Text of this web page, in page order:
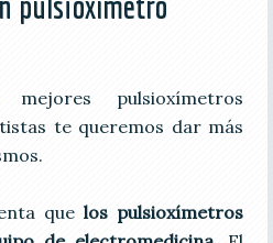
pulsioxímetros
te queremos dar más
quelos pulsioxímetros